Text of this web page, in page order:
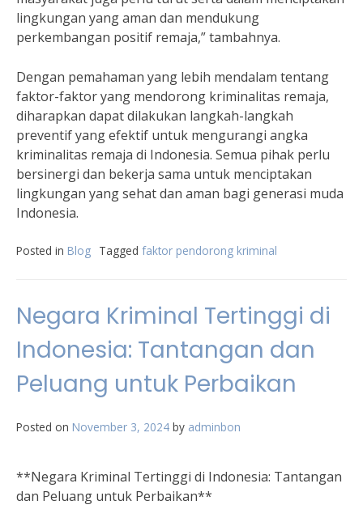
lingkungan yang aman dan mendukung
perkembangan positif remaja,” tambahnya.
Dengan pemahaman yang lebih mendalam tentang
faktor-faktor yang mendorong kriminalitas remaja,
diharapkan dapat dilakukan langkah-langkah
preventif yang efektif untuk mengurangi angka
kriminalitas remaja di Indonesia. Semua pihak perlu
bersinergi dan bekerja sama untuk menciptakan
lingkungan yang sehat dan aman bagi generasi muda
Indonesia.
Posted in Blog Tagged faktor pendorong kriminal
Negara Kriminal Tertinggi di
Indonesia: Tantangan dan
Peluang untuk Perbaikan
Posted on November 3, 2024 by adminbon
**Negara Kriminal Tertinggi di Indonesia: Tantangan
dan Peluang untuk Perbaikan**